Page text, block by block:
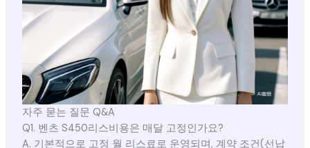
자주 묻는 질문 Q&A
Q1. 벤츠 S450리스비용은 매달 고정인가요?
A. 기본적으로 고정 월 리스료로 운영되며, 계약 조건(선납